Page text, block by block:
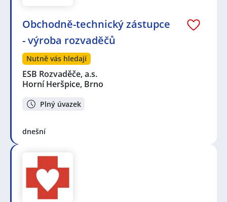
Obchodně-technický zástupce
- výroba rozvaděčů
Nutně vás hledají
ESB Rozvaděče, a.s.
Horní Heršpice, Brno
Plný úvazek
dnešní